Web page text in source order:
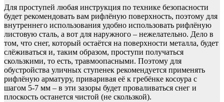
Для проступей любая инструкция по технике безопасности
будет рекомендовать вам рифлёную поверхность, поэтому для
внутреннего использования удобно использовать рифлёную
листовую сталь, а вот для наружного – нежелательно. Дело в
том, что снег, который остаётся на поверхности металла, будет
слёживаться и, таким образом, проступи получаться
скользкими, то есть, травмоопасными. Поэтому для
обустройства уличных ступенек рекомендуется применять
рифлёную арматуру, приваривая её к гребёнке косоура с
шагом 5-7 мм – в эти зазоры будет проваливаться снег и
плоскость останется чистой (не скользкой).